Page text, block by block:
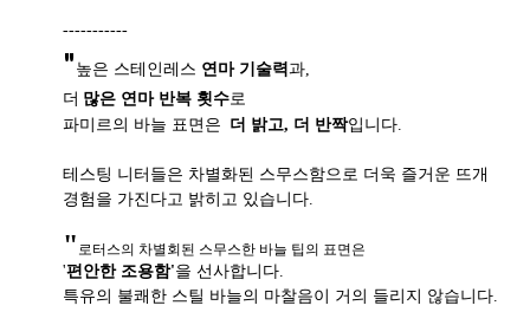
-----------
" 높은 스테인레스 연마 기술력과,
더 많은 연마 반복 횟수로
파미르의 바늘 표면은 더 밝고, 더 반짝입니다.
테스팅 니터들은 차별화된 스무스함으로 더욱 즐거운 뜨개
경험을 가진다고 밝히고 있습니다.
" 로터스의 차별회된 스무스한 바늘 팁의 표면은
'편안한 조용함'을 선사합니다.
특유의 불쾌한 스틸 바늘의 마찰음이 거의 들리지 않습니다.